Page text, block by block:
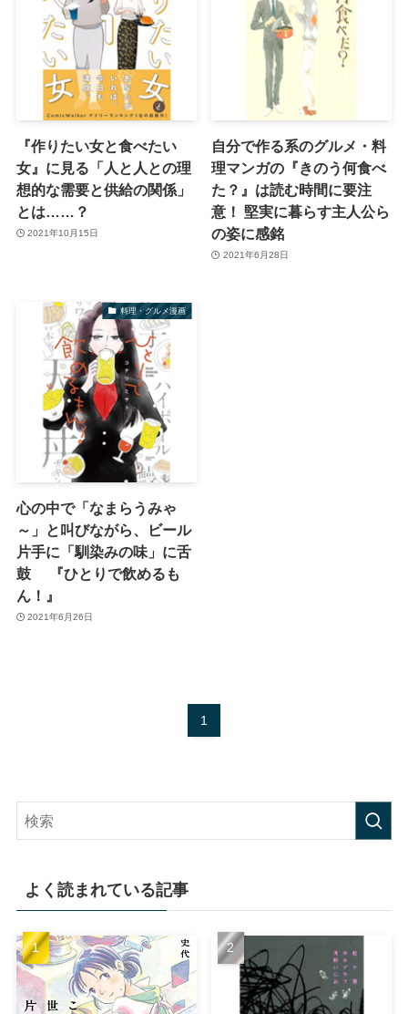
『作りたい女と食べたい
女』に見る「人と人との理
想的な需要と供給の関係」
とは……？
2021年10月15日
自分で作る系のグルメ・料
理マンガの『きのう何食べ
た？』は読む時間に要注
意！ 堅実に暮らす主人公ら
の姿に感銘
2021年6月28日
料理・グルメ漫画
心の中で「なまらうみゃ
～」と叫びながら、ビール
片手に「馴染みの味」に舌
鼓 『ひとりで飲めるも
ん！』
2021年6月26日
1
よく読まれている記事